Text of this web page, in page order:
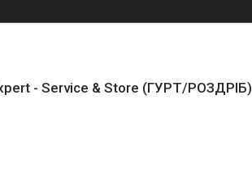
- Service & Store (ГУРТ/РОЗДРІБ)